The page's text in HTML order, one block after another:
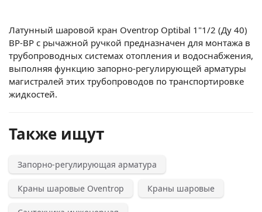
Латунный шаровой кран Oventrop Optibal 1"1/2 (Ду 40)
ВР-ВР с рычажной ручкой предназначен для монтажа в
трубопроводных системах отопления и водоснабжения,
выполняя функцию запорно-регулирующей арматуры
магистралей этих трубопроводов по транспортировке
жидкостей.
Также ищут
Запорно-регулирующая арматура
Краны шаровые Oventrop Краны шаровые